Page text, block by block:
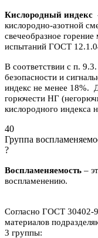
Кислородный индекс
кислородно-азотной
свечеобразное
испытаний ГОСТ
В соответствии с п.
безопасности и
индекс не менее 18%.
горючести НГ
кислородного индекса
40
Группа
?
Воспламеняемость –
воспламенению.
Согласно ГОСТ 30402-
материалов
3 группы: